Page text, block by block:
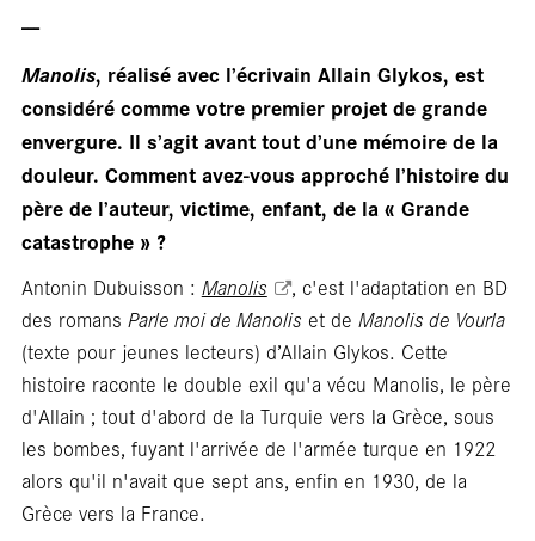
---
Manolis, réalisé avec l’écrivain Allain Glykos, est
considéré comme votre premier projet de grande
envergure. Il s’agit avant tout d’une mémoire de la
douleur. Comment avez-vous approché l’histoire du
père de l’auteur, victime, enfant, de la « Grande
catastrophe » ?
Antonin Dubuisson : Manolis
, c'est l'adaptation en BD
des romans Parle moi de Manolis et de Manolis de Vourla
(texte pour jeunes lecteurs) d’Allain Glykos. Cette
histoire raconte le double exil qu'a vécu Manolis, le père
d'Allain ; tout d'abord de la Turquie vers la Grèce, sous
les bombes, fuyant l'arrivée de l'armée turque en 1922
alors qu'il n'avait que sept ans, enfin en 1930, de la
Grèce vers la France.